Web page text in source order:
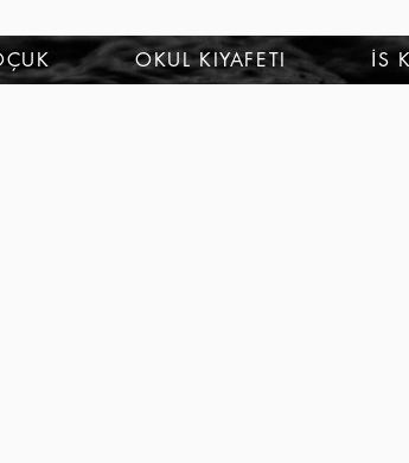
OKUL KIYAFETI İS